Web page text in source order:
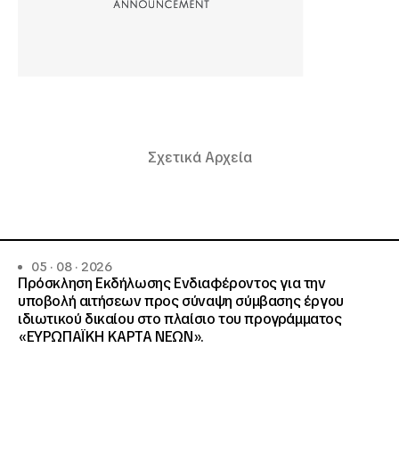
Σχετικά Αρχεία
05 · 08 · 2026
Πρόσκληση Εκδήλωσης Ενδιαφέροντος για την
υποβολή αιτήσεων προς σύναψη σύμβασης έργου
ιδιωτικού δικαίου στο πλαίσιο του προγράμματος
«ΕΥΡΩΠΑΪΚΗ ΚΑΡΤΑ ΝΕΩΝ».